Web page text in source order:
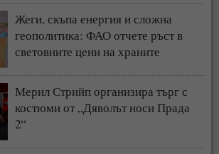
Жеги, скъпа енергия и сложна
геополитика: ФАО отчете ръст в
световните цени на храните
Мерил Стрийп организира търг с
костюми от „Дяволът носи Прада
2“